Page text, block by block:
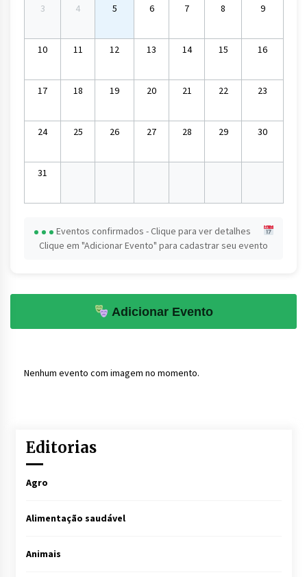
3 4 5 6 7 8 9
10 11 12 13 14 15 16
17 18 19 20 21 22 23
24 25 26 27 28 29 30
31
Eventos confirmados - Clique para ver detalhes
Clique em "Adicionar Evento" para cadastrar seu evento
Adicionar Evento
Nenhum evento com imagem no momento.
Editorias
Agro
Alimentação saudável
Animais